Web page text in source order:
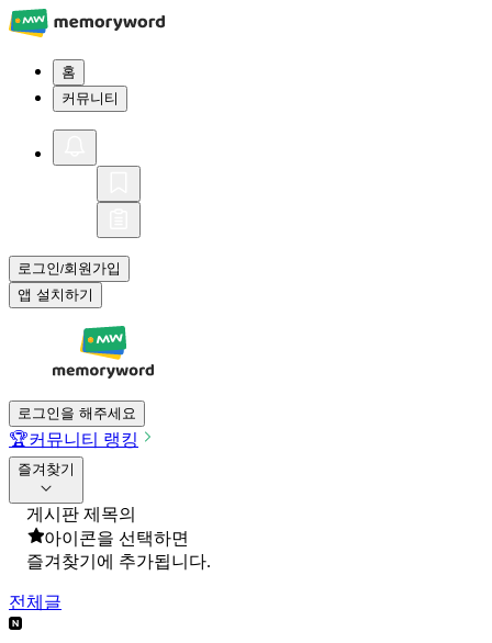
홈
커뮤니티
로그인/회원가입
앱 설치하기
로그인을 해주세요
🏆커뮤니티 랭킹
즐겨찾기
게시판 제목의
아이콘을 선택하면
즐겨찾기에 추가됩니다.
전체글